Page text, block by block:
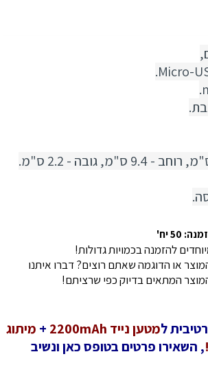
50 יח'
להזמנה בכמויות גדולות!
או הדוגמה שאתם רוצים? דברו איתנו
המתאים בדיוק כפי שרציתם!
למטען נייד 2200mAh + מיתוג
, השאירו פרטים בטופס כאן ונשיב